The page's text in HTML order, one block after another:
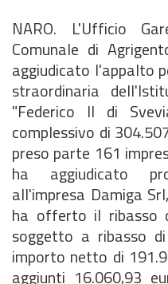
NARO. L'Ufficio
Comunale di
aggiudicato l'appalto
straordinaria
"Federico Il di
complessivo di
preso parte 161
ha aggiudicato
all'impresa Damiga
ha offerto il ribasso
soggetto a ribasso
importo netto di
aggiunti 16.060,93